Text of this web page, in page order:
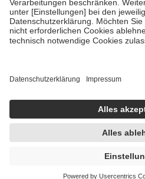
GKV getragen werden
• empfohlenen Schutzimpfungen
• Harn- und Blutteststreifen
getroffen, um sicherzustellen, dass
https://help.etrusted.com/hc/de/
Einige Bilder und Inhalte wurden